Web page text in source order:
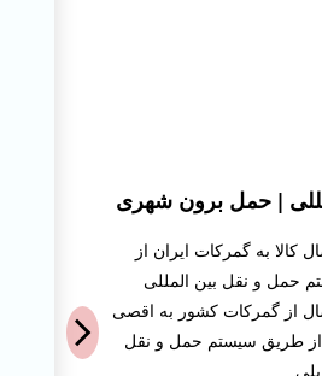
| حمل برون شهری
کالا به گمرکات ایران از
حمل و نقل بین المللی
از گمرکات کشور به اقصی
از طریق سیستم حمل و نقل